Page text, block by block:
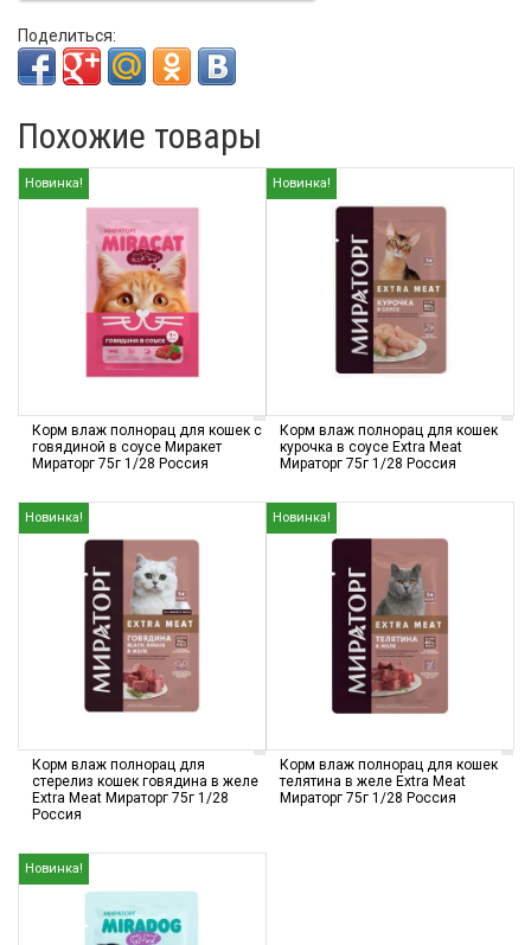
Поделиться:
Похожие товары
Новинка!
Корм влаж полнорац для кошек с
говядиной в соусе Миракет
Мираторг 75г 1/28 Россия
Новинка!
Корм влаж полнорац для кошек
курочка в соусе Extra Meat
Мираторг 75г 1/28 Россия
Новинка!
Корм влаж полнорац для
стерелиз кошек говядина в желе
Extra Meat Мираторг 75г 1/28
Россия
Новинка!
Корм влаж полнорац для кошек
телятина в желе Extra Meat
Мираторг 75г 1/28 Россия
Новинка!